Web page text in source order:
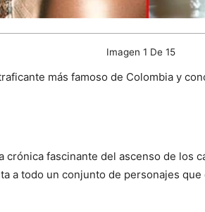
Imagen 1 De 15
más famoso de Colombia y
crónica fascinante del ascenso de
a todo un conjunto de personajes